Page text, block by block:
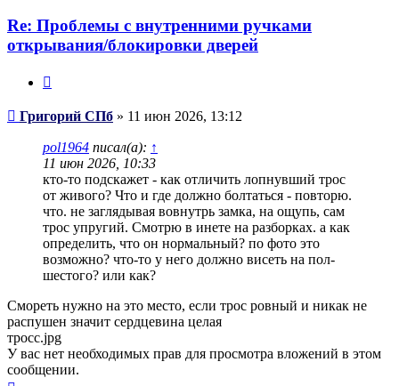
Re: Проблемы с внутренними ручками
открывания/блокировки дверей
Сообщение
Григорий СПб » 11 июн 2026, 13:12
pol1964 писал(а): ↑
11 июн 2026, 10:33
кто-то подскажет - как отличить лопнувший трос
от живого? Что и где должно болтаться - повторю.
что. не заглядывая вовнутрь замка, на ощупь, сам
трос упругий. Смотрю в инете на разборках. а как
определить, что он нормальный? по фото это
возможно? что-то у него должно висеть на пол-
шестого? или как?
Смореть нужно на это место, если трос ровный и никак не
распушен значит сердцевина целая
тросс.jpg
У вас нет необходимых прав для просмотра вложений в этом
сообщении.